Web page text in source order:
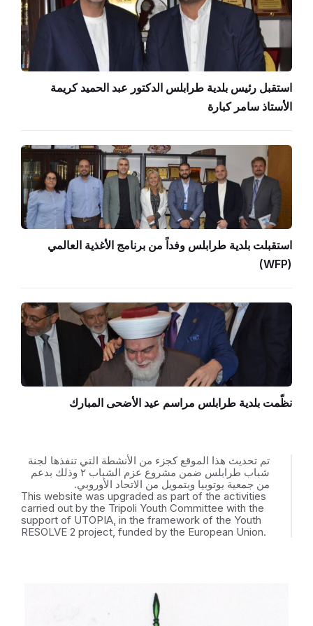
استقبل رئيس بلدية طرابلس الدكتور عبد الحميد كريمة
الأستاذ سامر كبارة
استقبلت بلدية طرابلس وفداً من برنامج الأغذية العالمي
(WFP)
نظّمت بلدية طرابلس مراسم عيد الأضحى المبارك
تم تحديث هذا الموقع كجزء من الأنشطة التي تنفذها لجنة
شباب طرابلس ضمن مشروع عزم الشباب ٢ وذلك بدعم
من جمعية يوتوبيا وبتمويل من الاتحاد الأوروبي.
This website was upgraded as part of the activities
carried out by the Tripoli Youth Committee with the
support of UTOPIA, in the framework of the Youth
RESOLVE 2 project, funded by the European Union.